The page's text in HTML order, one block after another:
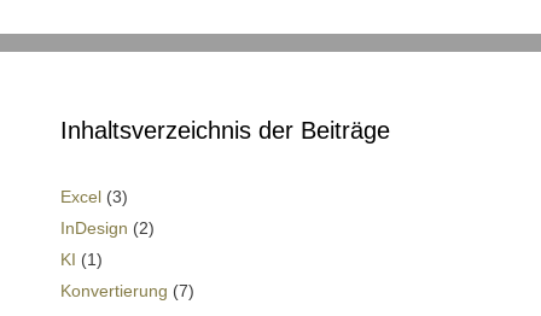
Inhaltsverzeichnis der Beiträge
Excel (3)
InDesign (2)
KI (1)
Konvertierung (7)